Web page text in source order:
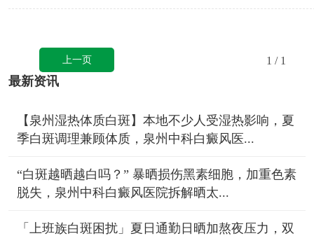
上一页 1 / 1
最新资讯
【泉州湿热体质白斑】本地不少人受湿热影响，夏
季白斑调理兼顾体质，泉州中科白癜风医...
“白斑越晒越白吗？” 暴晒损伤黑素细胞，加重色素
脱失，泉州中科白癜风医院拆解晒太...
「上班族白斑困扰」夏日通勤日晒加熬夜压力，双